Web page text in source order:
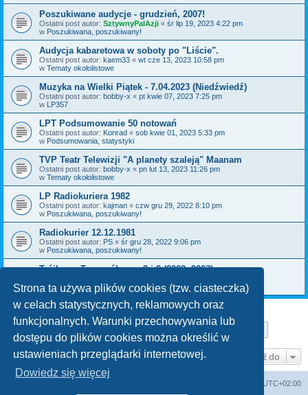
Strona ta używa plików cookies (tzw. ciasteczka)
w celach statystycznych, reklamowych oraz
funkcjonalnych. Warunki przechowywania lub
dostępu do plików cookies można określić w
ustawieniach przeglądarki internetowej.
Dowiedz się więcej
Poszukiwane audycje - grudzień, 2007!
Ostatni post autor: SztywnyPalAzji « śr lip 19, 2023 4:22 pm
w Poszukiwana, poszukiwany!
Audycja kabaretowa w soboty po "Liście".
Ostatni post autor: kaem33 « wt cze 13, 2023 10:58 pm
w Tematy okołolistowe
Muzyka na Wielki Piątek - 7.04.2023 (Niedźwiedź)
Ostatni post autor: bobby-x « pt kwie 07, 2023 7:25 pm
w LP357
LPT Podsumowanie 50 notowań
Ostatni post autor: Konrad « sob kwie 01, 2023 5:33 pm
w Podsumowania, statystyki
TVP Teatr Telewizji "A planety szaleją" Maanam
Ostatni post autor: bobby-x « pn lut 13, 2023 11:26 pm
w Tematy okołolistowe
LP Radiokuriera 1982
Ostatni post autor: kajman « czw gru 29, 2022 8:10 pm
w Poszukiwana, poszukiwany!
Radiokurier 12.12.1981
Ostatni post autor: PS « śr gru 28, 2022 9:06 pm
w Poszukiwana, poszukiwany!
Trójkowy Top ogólny nr 8 i 9 (2002, 2003)
w Poszukiwana, poszukiwany!
Znaleziono 709 wyników Strona 1z 29
3
Przejdź do
UTC+02:00